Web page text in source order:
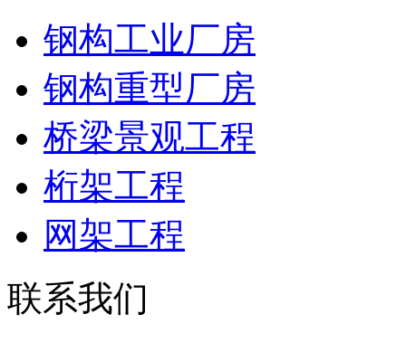
钢构工业厂房
钢构重型厂房
桥梁景观工程
桁架工程
网架工程
联系我们